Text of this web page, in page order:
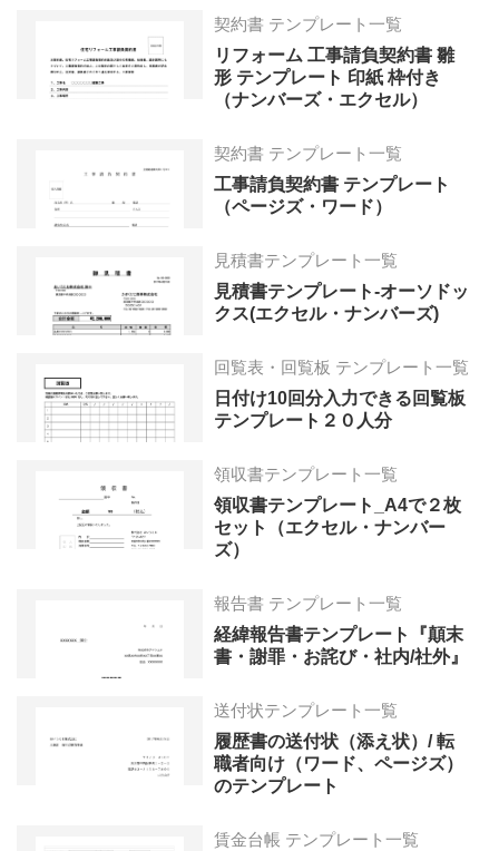
契約書 テンプレート一覧
リフォーム 工事請負契約書 雛
形 テンプレート 印紙 枠付き
（ナンバーズ・エクセル）
契約書 テンプレート一覧
工事請負契約書 テンプレート
（ページズ・ワード）
見積書テンプレート一覧
見積書テンプレート-オーソドッ
クス(エクセル・ナンバーズ)
回覧表・回覧板 テンプレート一覧
日付け10回分入力できる回覧板
テンプレート２０人分
領収書テンプレート一覧
領収書テンプレート_A4で２枚
セット（エクセル・ナンバー
ズ）
報告書 テンプレート一覧
経緯報告書テンプレート『顛末
書・謝罪・お詫び・社内/社外』
送付状テンプレート一覧
履歴書の送付状（添え状）/ 転
職者向け（ワード、ページズ）
のテンプレート
賃金台帳 テンプレート一覧